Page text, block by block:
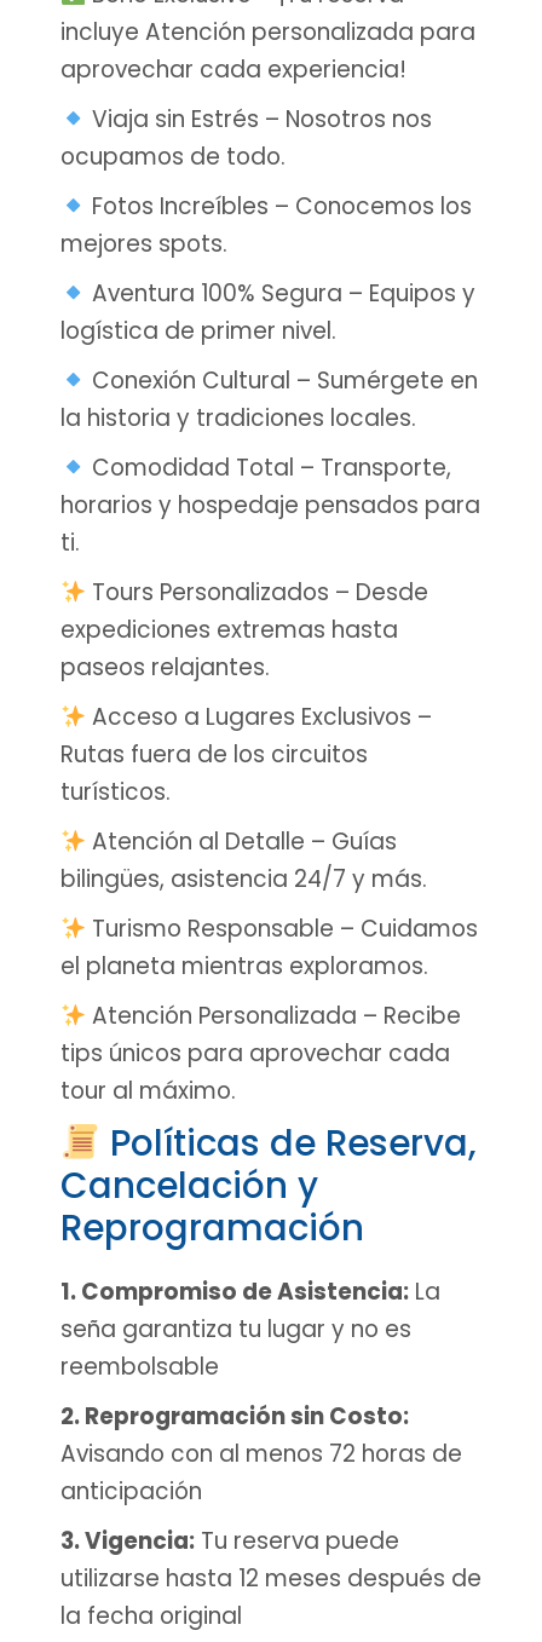
incluye Atención personalizada para
aprovechar cada experiencia!
Viaja sin Estrés – Nosotros nos
ocupamos de todo.
Fotos Increíbles – Conocemos los
mejores spots.
Aventura 100% Segura – Equipos y
logística de primer nivel.
Conexión Cultural – Sumérgete en
la historia y tradiciones locales.
Comodidad Total – Transporte,
horarios y hospedaje pensados para
ti.
Tours Personalizados – Desde
expediciones extremas hasta
paseos relajantes.
Acceso a Lugares Exclusivos –
Rutas fuera de los circuitos
turísticos.
Atención al Detalle – Guías
bilingües, asistencia 24/7 y más.
Turismo Responsable – Cuidamos
el planeta mientras exploramos.
Atención Personalizada – Recibe
tips únicos para aprovechar cada
tour al máximo.
Políticas de Reserva,
Cancelación y
Reprogramación
1. Compromiso de Asistencia: La
seña garantiza tu lugar y no es
reembolsable
2. Reprogramación sin Costo:
Avisando con al menos 72 horas de
anticipación
3. Vigencia: Tu reserva puede
utilizarse hasta 12 meses después de
la fecha original